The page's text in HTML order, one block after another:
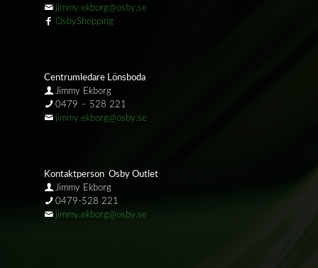
jimmy.ekborg@osby.se
OsbyShopping
Centrumledare Lönsboda
Jimmy Ekborg
0479 – 528 221
jimmy.ekborg@osby.se
Kontaktperson Osby Outlet
Jimmy Ekborg
0479-528 221
jimmy.ekborg@osby.se